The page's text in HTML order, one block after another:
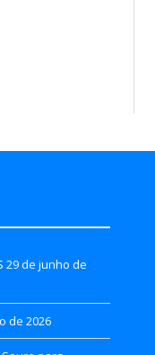
29 de junho de
de 2026